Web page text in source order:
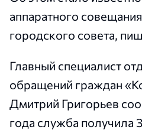
аппаратного
городского совета,
Главный специалист
обращений граждан
Дмитрий Григорьев
года служба получила